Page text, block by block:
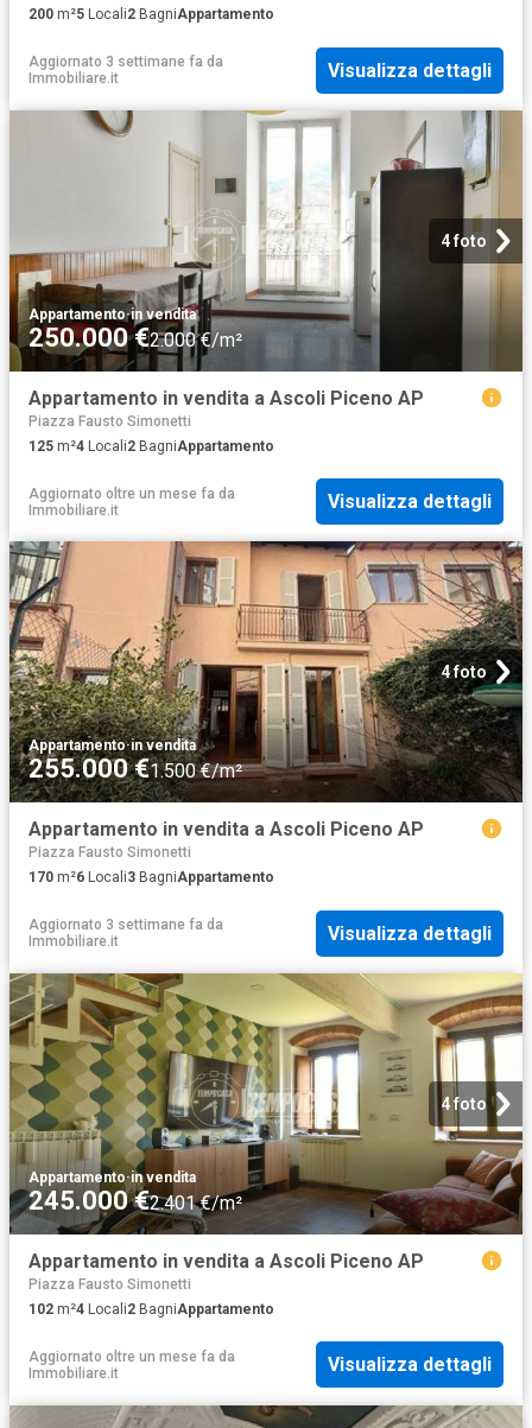
200 m²5 Locali2 BagniAppartamento
Aggiornato 3 settimane fa da
Immobiliare.it
Visualizza dettagli
4 foto
Appartamento·in vendita
250.000 €2.000 €/m²
Appartamento in vendita a Ascoli Piceno AP
Piazza Fausto Simonetti
125 m²4 Locali2 BagniAppartamento
Aggiornato oltre un mese fa da
Immobiliare.it
Visualizza dettagli
4 foto
Appartamento·in vendita
255.000 €1.500 €/m²
Appartamento in vendita a Ascoli Piceno AP
Piazza Fausto Simonetti
170 m²6 Locali3 BagniAppartamento
Aggiornato 3 settimane fa da
Immobiliare.it
Visualizza dettagli
4 foto
Appartamento·in vendita
245.000 €2.401 €/m²
Appartamento in vendita a Ascoli Piceno AP
Piazza Fausto Simonetti
102 m²4 Locali2 BagniAppartamento
Aggiornato oltre un mese fa da
Immobiliare.it
Visualizza dettagli